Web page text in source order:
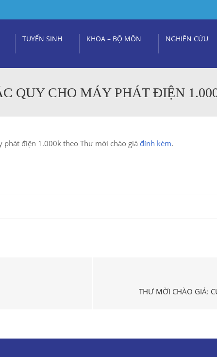
TUYỂN SINH KHOA – BỘ MÔN NGHIÊN CỨU
QUY CHO MÁY PHÁT ĐIỆN
phát điện 1.000k theo Thư mời chào giá đính kèm.
THƯ MỜI CHÀO GIÁ: